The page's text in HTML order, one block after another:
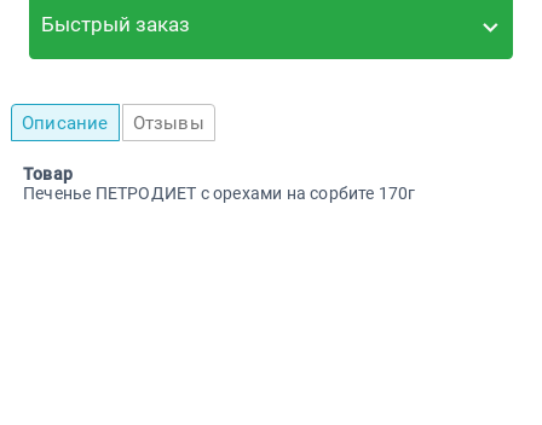
Быстрый заказ
Описание Отзывы
Товар
Печенье ПЕТРОДИЕТ с орехами на сорбите 170г